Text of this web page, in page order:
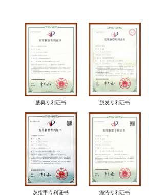
腋臭专利证书 脱发专利证书
灰指甲专利证书 痤疮专利证书